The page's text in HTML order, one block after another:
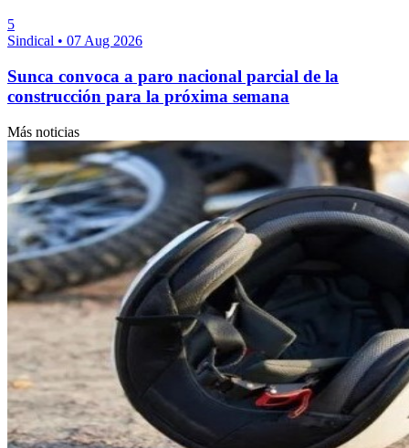
5
Sindical • 07 Aug 2026
Sunca convoca a paro nacional parcial de la
construcción para la próxima semana
Más noticias